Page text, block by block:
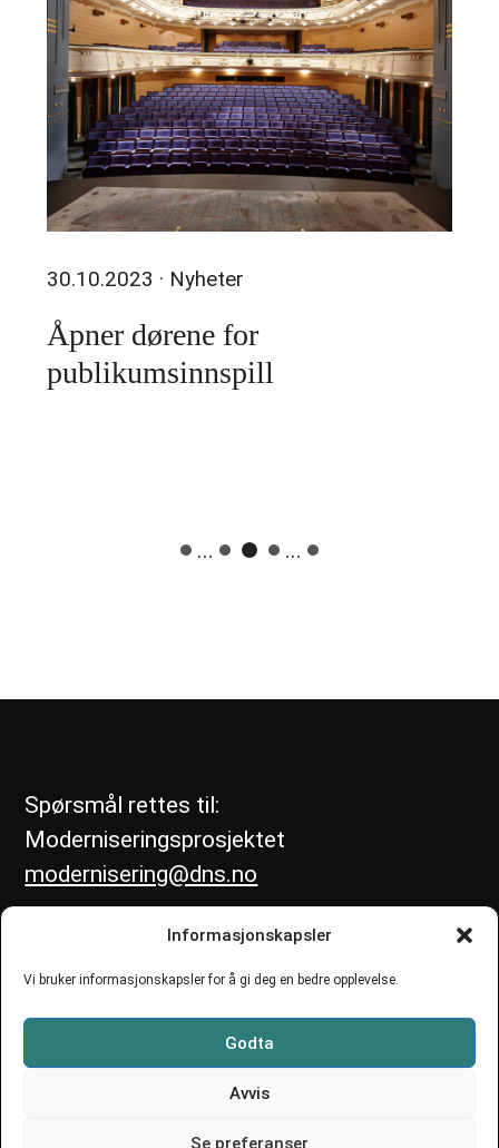
Informasjonskapsler
Vi bruker informasjonskapsler for å gi deg en bedre opplevelse.
Godta
Avvis
Se preferanser
30.10.2023 · Nyheter
Åpner dørene for
publikumsinnspill
... ...
Spørsmål rettes til:
Moderniseringsprosjektet
modernisering@dns.no